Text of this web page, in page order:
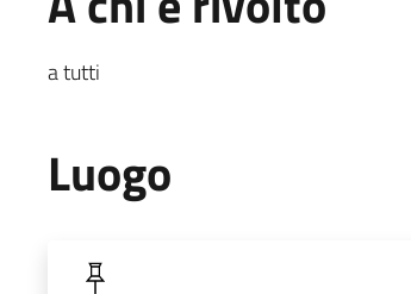
a tutti
Luogo